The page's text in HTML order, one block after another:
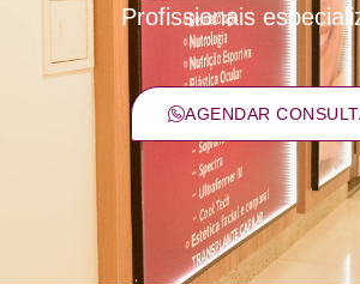
Profissionais
AGENDAR